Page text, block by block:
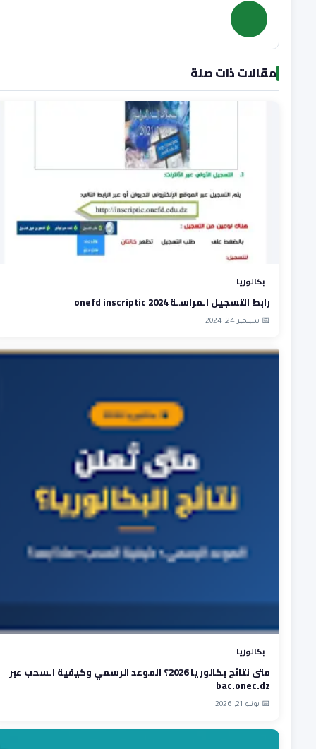
مقالات ذات صلة
بكالوريا
رابط التسجيل المراسلة onefd inscriptic 2024
📅 سبتمبر 24, 2024
بكالوريا
متى نتائج بكالوريا 2026؟ الموعد الرسمي وكيفية السحب عبر
bac.onec.dz
📅 يونيو 21, 2026